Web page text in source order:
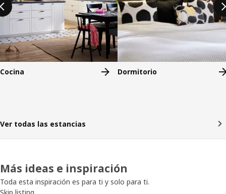
Cocina Dormitorio
Ver todas las estancias
Más ideas e inspiración
Toda esta inspiración es para ti y solo para ti.